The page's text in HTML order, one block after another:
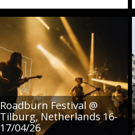
Roadburn Festival @
Tilburg, Netherlands 16-
17/04/26